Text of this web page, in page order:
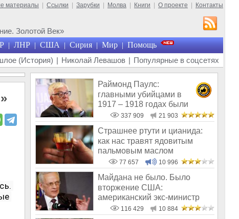
материалы Ссылки Зарубки Молва Книги О проекте Контакты
Золотой Век»
| ЛНР | США | Сирия | Мир | Помощь
(История) | Николай Левашов | Популярные в соцсетях
Раймонд Паулс:
главными убийцами в
1917 – 1918 годах были
латыши и евреи, а не русс
337 909 21 903
Страшнее ртути и цианида:
как нас травят ядовитым
пальмовым маслом
77 657 10 996
Майдана не было. Было
вторжение США:
американский экс-министр
написал открытое пись
116 429 10 884